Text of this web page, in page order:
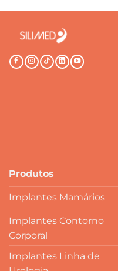
Produtos
Implantes Mamários
Implantes Contorno
Corporal
Implantes Linha de